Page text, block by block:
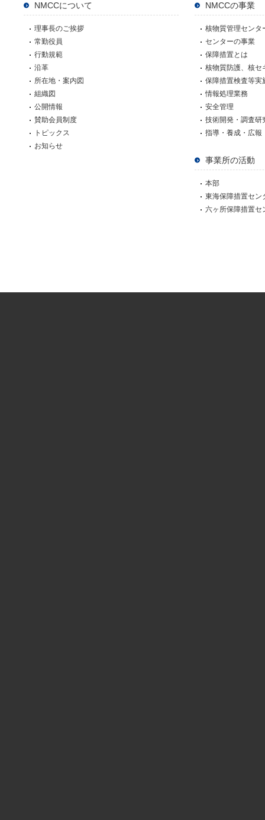
NMCCについて
理事長のご挨拶
常勤役員
行動規範
沿革
所在地・案内図
組織図
公開情報
賛助会員制度
トピックス
お知らせ
NMCCの事業
核物質管理センタ
センターの事業
保障措置とは
核物質防護、核セ
保障措置検査等実
情報処理業務
安全管理
技術開発・調査研
指導・養成・広報
事業所の活動
本部
東海保障措置セン
六ヶ所保障措置セ